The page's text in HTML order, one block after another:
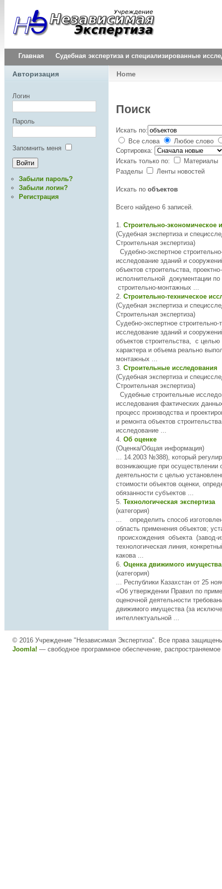
Главная Судебная экспертиза и специализированные
Home
Поиск
Искать по:
Все слова
Любое слово
Сортировка:
Искать только по:
Материалы
Разделы
Ленты новостей
Искать по объектов
Всего найдено 6 записей.
1. Строительно-экономическое
(Судебная экспертиза и
Строительная экспертиза)
объектов строительства,
исполнительной документации по
строительно-монтажных ...
2. Строительно-техническое
(Судебная экспертиза и
Строительная экспертиза)
Судебно-экспертное строительно-
объектов строительства, с
характера и объема реально
монтажных ...
3. Строительные исследования
(Судебная экспертиза и
Строительная экспертиза)
исследования фактических
процесс производства и
и ремонта объектов строительства, а
исследование ...
4. Об оценке
(Оценка/Общая информация)
... 14.2003 №388), который
возникающие при осуществлении
деятельности с целью
стоимости объектов оценки,
обязанности субъектов ...
5. Технологическая экспертиза
(категория)
... определить способ изготовления, назначение и
область применения объектов; установить источник
происхождения объекта (завод-
технологическая линия,
какова ...
6. Оценка движимого
(категория)
... Республики Казахстан от 25
«Об утверждении Правил по
оценочной деятельности
движимого имущества (за
интеллектуальной ...
Авторизация
Логин
Пароль
Запомнить меня
Забыли пароль?
Забыли логин?
Регистрация
© 2016 Учреждение "Независимая Экспертиза". Все права
Joomla! — свободное программное обеспечение,